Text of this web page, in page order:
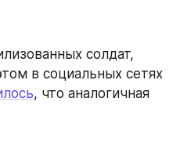
солдат,
в социальных сетях
, что аналогичная